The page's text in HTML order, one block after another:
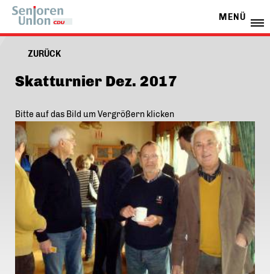
MENÜ
ZURÜCK
Skatturnier Dez. 2017
Bitte auf das Bild um Vergrößern klicken